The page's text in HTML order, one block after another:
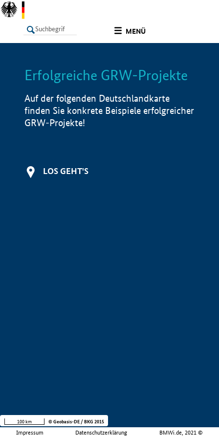
MENÜ
LISTE Info
Erfolgreiche GRW-Projekte
Auf der folgenden Deutschlandkarte
finden Sie konkrete Beispiele erfolgreicher
GRW-Projekte!
LOS GEHT'S
Impressum Datenschutzerklärung BMWi.de, 2021 ©
100 km © Geobasis-DE / BKG 2015